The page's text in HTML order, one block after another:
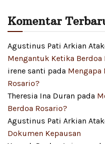
Komentar
Agustinus Pati Arkian
Mengantuk Ketika Berdoa
irene santi pada Mengapa
Rosario?
Theresia Ina Duran pada
Berdoa Rosario?
Agustinus Pati Arkian
Dokumen Kepausan